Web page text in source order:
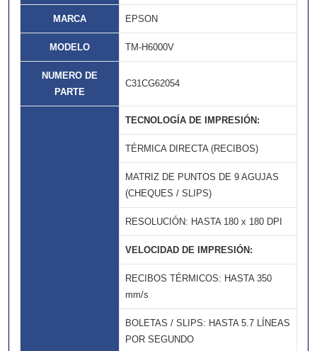
MARCA EPSON
MODELO TM-H6000V
NUMERO DE
PARTE
C31CG62054
TECNOLOGÍA DE IMPRESIÓN:
TÉRMICA DIRECTA (RECIBOS)
MATRIZ DE PUNTOS DE 9 AGUJAS
(CHEQUES / SLIPS)
RESOLUCIÓN: HASTA 180 x 180 DPI
VELOCIDAD DE IMPRESIÓN:
RECIBOS TÉRMICOS: HASTA 350
mm/s
BOLETAS / SLIPS: HASTA 5.7 LÍNEAS
POR SEGUNDO